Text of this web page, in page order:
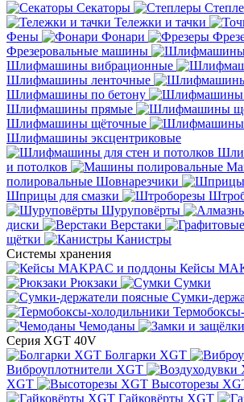
Секаторы
Тележки и тачки
Фены
Фонари
Фрезеровальные машины
Шлифмашины вибрационные
Шлифмашины ленточные
Шлифмашины по бетону
Шлифмашины прямые
Шлифмашины щёточные
Шлифмашины эксцентриковые
и потолков
полировальные Шовнарезчики
Шприцы для смазки
Шуруповёрты
диски
Верстаки
щётки
Канистры
Системы хранения
Кейсы
Рюкзаки
Сумки
Сумки-
Чемоданы
Серия XGT 40V
Болгарки XGT
Виброуплотнители XGT
XGT
Высоторезы
Гайковёрты XGT